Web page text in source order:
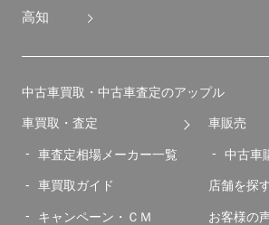
高知
中古車買取・中古車査定のアップル
車買取・査定
車査定相場メーカー一覧
車買取ガイド
キャンペーン・ＣＭ
車販売
中古車
店舗を探
お客様の